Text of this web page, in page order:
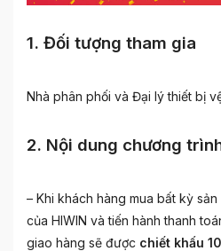
1. Đối tượng tham gia
Nhà phân phối và Đại lý thiết bị
2. Nội dung chương
– Khi khách hàng mua bất kỳ
của HIWIN và tiến hành thanh
giao hàng sẽ được chiết khấu